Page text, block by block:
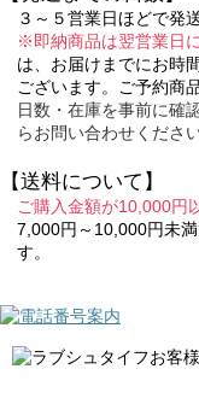
３～５営業日ほどで発
※即納商品は翌営業日
は、お届けまでにお時
ございます。ご予約商
日数・在庫を事前に確
らお問い合わせください
【送料について】
ご購入金額が10,000円
7,000円～10,000円未
す。